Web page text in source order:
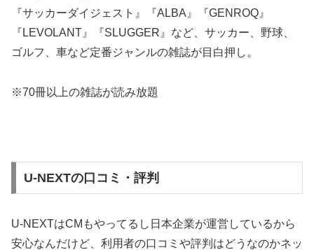
『サッカーダイジェスト』『ALBA』『GENROQ』
『LEVOLANT』『SLUGGER』など、サッカー、野球、
ゴルフ、車など定番ジャンルの雑誌が目白押し。
※70冊以上の雑誌が読み放題
U-NEXTの口コミ・評判
U-NEXTはCMもやってるし日本企業が運営しているから
安心なんだけど、利用者の口コミや評判はどうなのかネッ